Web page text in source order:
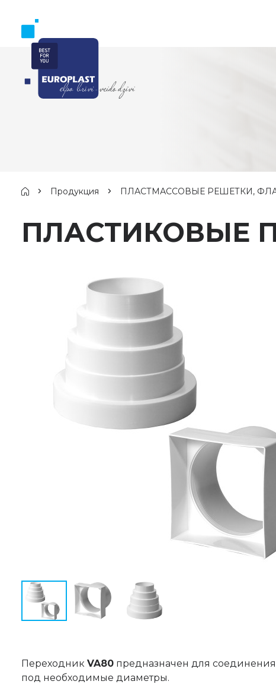
Продукция ПЛАСТМАССОВЫЕ РЕШЕТКИ,
ПЛАСТИКОВЫЕ
Переходник VA80 предназначен для соединения
под необходимые диаметры.